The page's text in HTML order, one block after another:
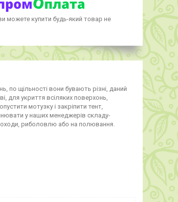
можете купити будь-який товар не
по щільності вони бувають різні, даний
для укриття всіляких поверхонь,
мотузку і закріпити тент,
у наших менеджерів складу-
риболовлю або на полювання.